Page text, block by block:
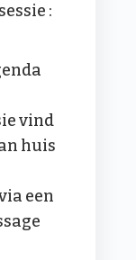
:
vind
huis
een